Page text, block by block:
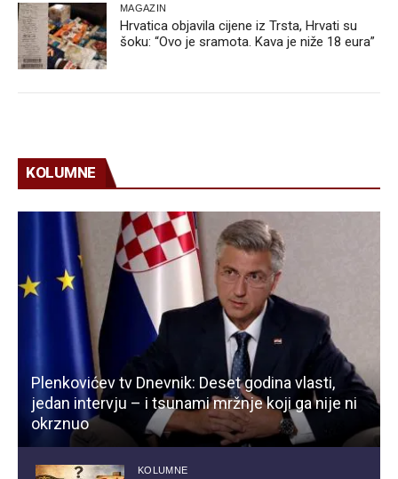
MAGAZIN
Hrvatica objavila cijene iz Trsta, Hrvati su
šoku: “Ovo je sramota. Kava je niže 18 eura”
KOLUMNE
Plenkovićev tv Dnevnik: Deset godina vlasti,
jedan intervju – i tsunami mržnje koji ga nije ni
okrznuo
KOLUMNE